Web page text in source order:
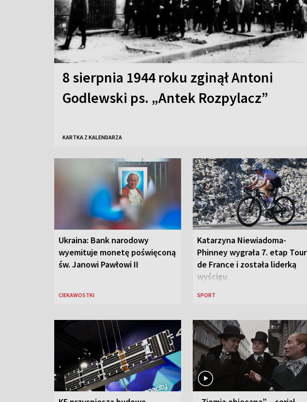
8 sierpnia 1944 roku zginął Antoni
Godlewski ps. „Antek Rozpylacz”
KARTKA Z KALENDARZA
Ukraina: Bank narodowy
wyemituje monetę poświęconą
św. Janowi Pawłowi II
CIEKAWOSTKI
Katarzyna Niewiadoma-
Phinney wygrała 7. etap Tour
de France i została liderką
wyścigu
SPORT